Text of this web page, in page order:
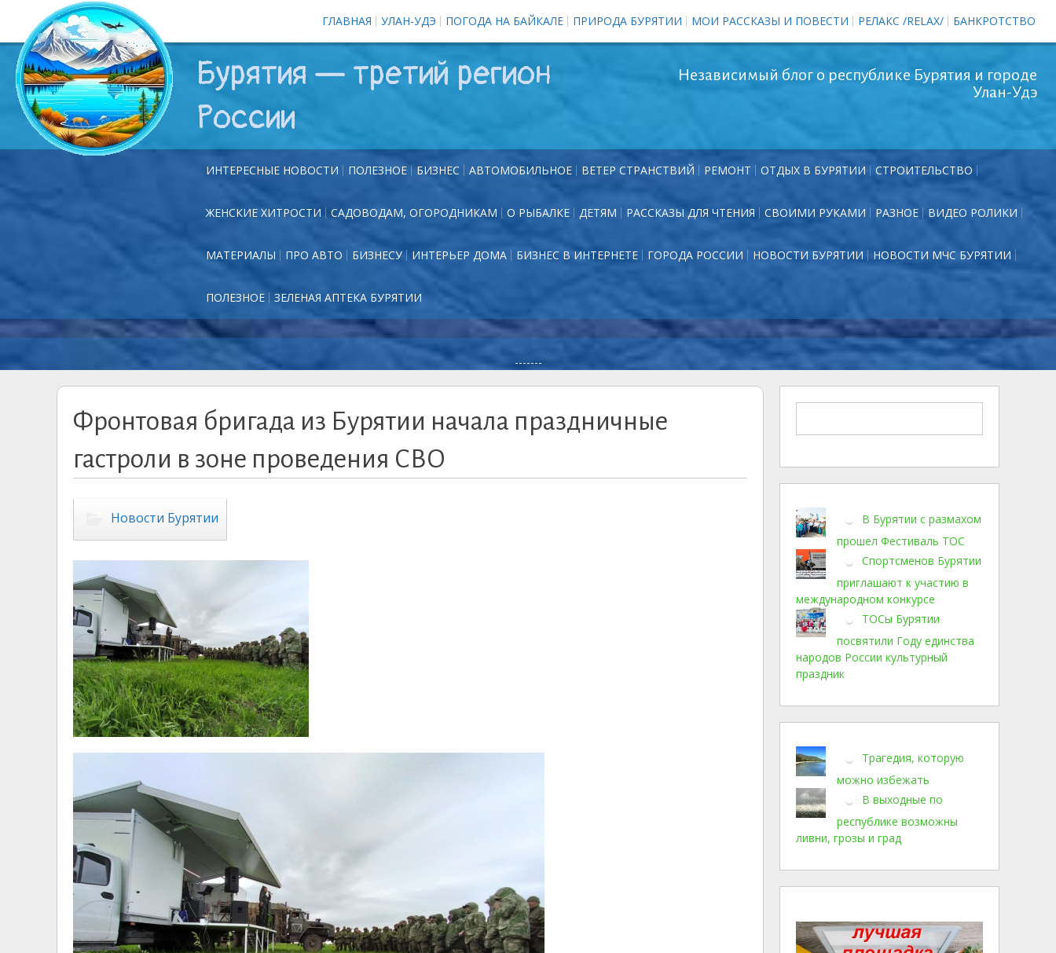
ГЛАВНАЯ УЛАН-УДЭ ПОГОДА НА БАЙКАЛЕ ПРИРОДА БУРЯТИИ МОИ РАССКАЗЫ И ПОВЕСТИ РЕЛАКС /RELAX/ БАНКРОТСТВО
Бурятия — третий регион
России
Независимый блог о республике Бурятия и городе
Улан-Удэ
ИНТЕРЕСНЫЕ НОВОСТИ ПОЛЕЗНОЕ БИЗНЕС АВТОМОБИЛЬНОЕ ВЕТЕР СТРАНСТВИЙ РЕМОНТ ОТДЫХ В БУРЯТИИ СТРОИТЕЛЬСТВО
ЖЕНСКИЕ ХИТРОСТИ САДОВОДАМ, ОГОРОДНИКАМ О РЫБАЛКЕ ДЕТЯМ РАССКАЗЫ ДЛЯ ЧТЕНИЯ СВОИМИ РУКАМИ РАЗНОЕ ВИДЕО РОЛИКИ
МАТЕРИАЛЫ ПРО АВТО БИЗНЕСУ ИНТЕРЬЕР ДОМА БИЗНЕС В ИНТЕРНЕТЕ ГОРОДА РОССИИ НОВОСТИ БУРЯТИИ НОВОСТИ МЧС БУРЯТИИ
ПОЛЕЗНОЕ ЗЕЛЕНАЯ АПТЕКА БУРЯТИИ
-------
Фронтовая бригада из Бурятии начала праздничные
гастроли в зоне проведения СВО
Новости Бурятии
В Бурятии с размахом
прошел Фестиваль ТОС
Спортсменов Бурятии
приглашают к участию в
международном конкурсе
ТОСы Бурятии
посвятили Году единства
народов России культурный
праздник
Трагедия, которую
можно избежать
В выходные по
республике возможны
ливни, грозы и град